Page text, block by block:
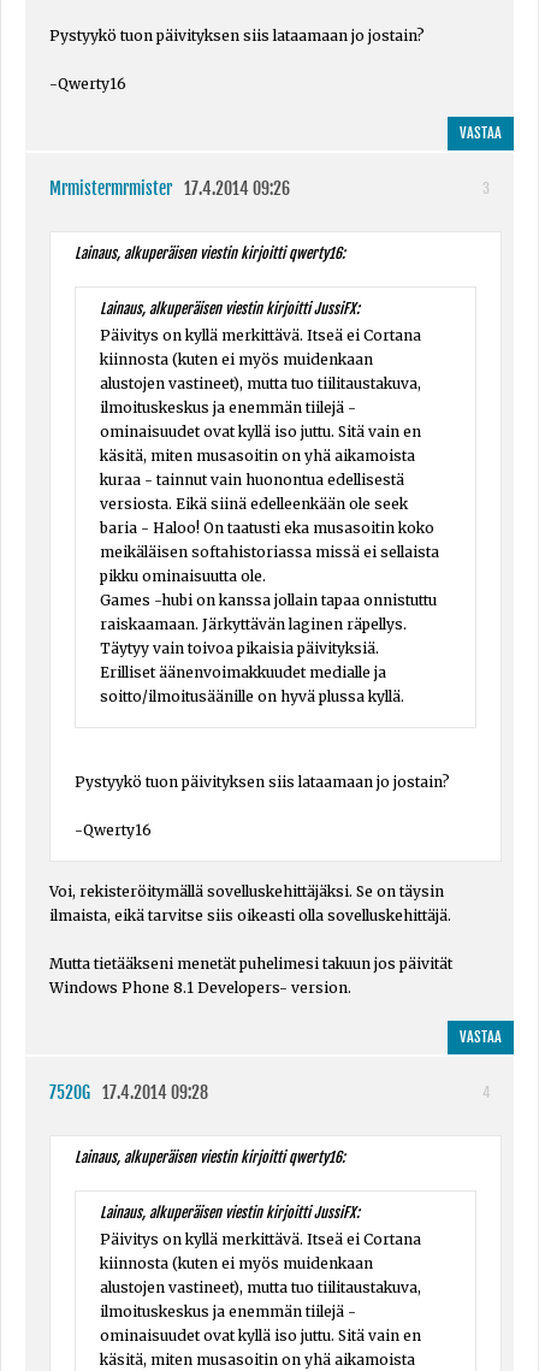
Pystyykö tuon päivityksen siis lataamaan jo jostain?
-Qwerty16
VASTAA
Mrmistermrmister 17.4.2014 09:26 3
Lainaus, alkuperäisen viestin kirjoitti qwerty16:
Lainaus, alkuperäisen viestin kirjoitti JussiFX:
Päivitys on kyllä merkittävä. Itseä ei Cortana
kiinnosta (kuten ei myös muidenkaan
alustojen vastineet), mutta tuo tiilitaustakuva,
ilmoituskeskus ja enemmän tiilejä -
ominaisuudet ovat kyllä iso juttu. Sitä vain en
käsitä, miten musasoitin on yhä aikamoista
kuraa - tainnut vain huonontua edellisestä
versiosta. Eikä siinä edelleenkään ole seek
baria - Haloo! On taatusti eka musasoitin koko
meikäläisen softahistoriassa missä ei sellaista
pikku ominaisuutta ole.
Games -hubi on kanssa jollain tapaa onnistuttu
raiskaamaan. Järkyttävän laginen räpellys.
Täytyy vain toivoa pikaisia päivityksiä.
Erilliset äänenvoimakkuudet medialle ja
soitto/ilmoitusäänille on hyvä plussa kyllä.
Pystyykö tuon päivityksen siis lataamaan jo jostain?
-Qwerty16
Voi, rekisteröitymällä sovelluskehittäjäksi. Se on täysin
ilmaista, eikä tarvitse siis oikeasti olla sovelluskehittäjä.
Mutta tietääkseni menetät puhelimesi takuun jos päivität
Windows Phone 8.1 Developers- version.
VASTAA
7520G 17.4.2014 09:28 4
Lainaus, alkuperäisen viestin kirjoitti qwerty16:
Lainaus, alkuperäisen viestin kirjoitti JussiFX:
Päivitys on kyllä merkittävä. Itseä ei Cortana
kiinnosta (kuten ei myös muidenkaan
alustojen vastineet), mutta tuo tiilitaustakuva,
ilmoituskeskus ja enemmän tiilejä -
ominaisuudet ovat kyllä iso juttu. Sitä vain en
käsitä, miten musasoitin on yhä aikamoista